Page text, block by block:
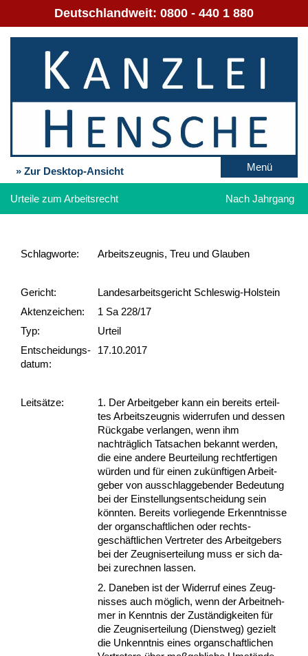
Deutschlandweit: 0800 - 440 1 880
» Zur Desktop-Ansicht Menü
Urteile zum Arbeitsrecht Nach Jahrgang
Schlag­worte: Arbeitszeugnis, Treu und Glauben
Gericht:
Landesarbeitsgericht Schleswig-Holstein
Akten­zeichen:
1 Sa 228/17
Typ:
Urteil
Ent­scheid­ungs­
datum:
17.10.2017
Leit­sätze:
1. Der Ar­beit­ge­ber kann ein be­reits er­teil­
tes Ar­beits­zeug­nis wi­der­ru­fen und des­sen
Rück­ga­be ver­lan­gen, wenn ihm
nachträglich Tat­sa­chen be­kannt wer­den,
die ei­ne an­de­re Be­ur­tei­lung recht­fer­ti­gen
würden und für ei­nen zukünf­ti­gen Ar­beit­
ge­ber von aus­schlag­ge­ben­der Be­deu­tung
bei der Ein­stel­lungs­ent­schei­dung sein
könn­ten. Be­reits vor­lie­gen­de Er­kennt­nis­se
der or­gan­schaft­li­chen oder rechts­
geschäft­li­chen Ver­tre­ter des Ar­beit­ge­bers
bei der Zeug­nis­er­tei­lung muss er sich da­
bei zu­rech­nen las­sen.
2. Da­ne­ben ist der Wi­der­ruf ei­nes Zeug­
nis­ses auch möglich, wenn der Ar­beit­neh­
mer in Kennt­nis der Zuständig­kei­ten für
die Zeug­nis­er­tei­lung (Dienst­weg) ge­zielt
die Un­kennt­nis ei­nes or­gan­schaft­li­chen